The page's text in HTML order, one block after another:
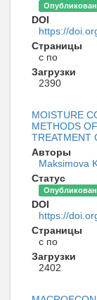
Опубликован
DOI
https://
Страницы
с по
Загрузки
2390
MOISTURE
METHODS
TREATMENT
Авторы
Maksimova
Статус
Опубликован
DOI
https://
Страницы
с по
Загрузки
2402